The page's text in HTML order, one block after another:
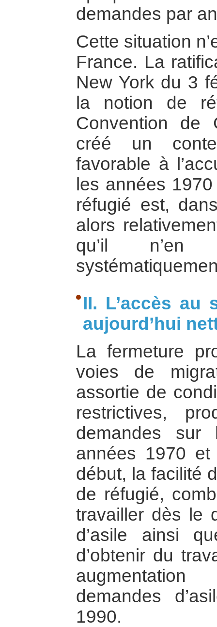
demandes par
Cette situation
France. La
New York du 3
la notion de
Convention de
créé un
favorable à
les années
réfugié est,
alors
qu’il
II. L’accès au
aujourd’hui
La fermeture
voies de
assortie de
restrictives,
demandes
années 1970
début, la facilité
de réfugié,
travailler dès le
d’asile ainsi
d’obtenir du
demandes
1990.